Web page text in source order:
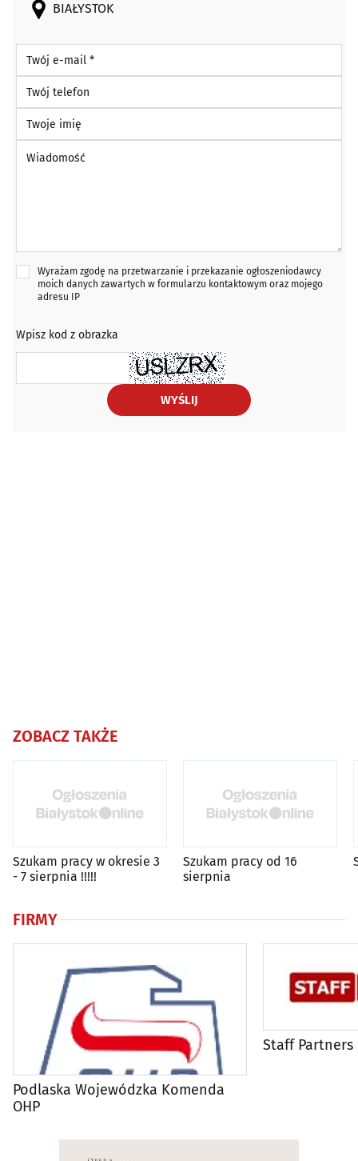
BIAŁYSTOK
Twój e-mail *
Twój telefon
Twoje imię
Wyrażam zgodę na przetwarzanie i przekazanie ogłoszeniodawcy
moich danych zawartych w formularzu kontaktowym oraz mojego
adresu IP
Wpisz kod z obrazka
WYŚLIJ
ZOBACZ TAKŻE
Szukam pracy w okresie 3
- 7 sierpnia !!!!!
Szukam pracy od 16
sierpnia
FIRMY
Podlaska Wojewódzka Komenda
OHP
Staff Partners